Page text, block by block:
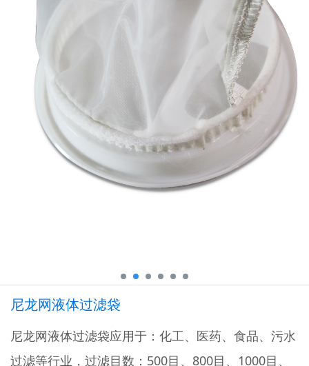
尼龙网液体过滤袋
尼龙网液体过滤袋应用于：化工、医药、食品、污水
过滤等行业，过滤目数：500目、800目、1000目、